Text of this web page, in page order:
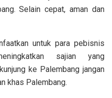
Selain cepat, aman dan
untuk para pebisnis
sajian yang
ke Palembang jangan
khas Palembang.